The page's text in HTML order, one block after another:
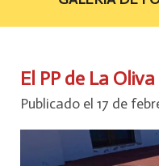
El PP de La
Publicado el 17 de